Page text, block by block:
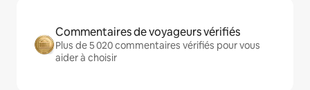
Commentaires de voyageurs vérifiés
Plus de 5 020 commentaires vérifiés pour vous
aider à choisir